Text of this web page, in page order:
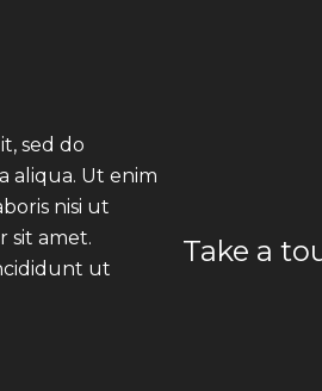
sed do
aliqua. Ut enim
nisi ut
sit amet.
ut
Take a